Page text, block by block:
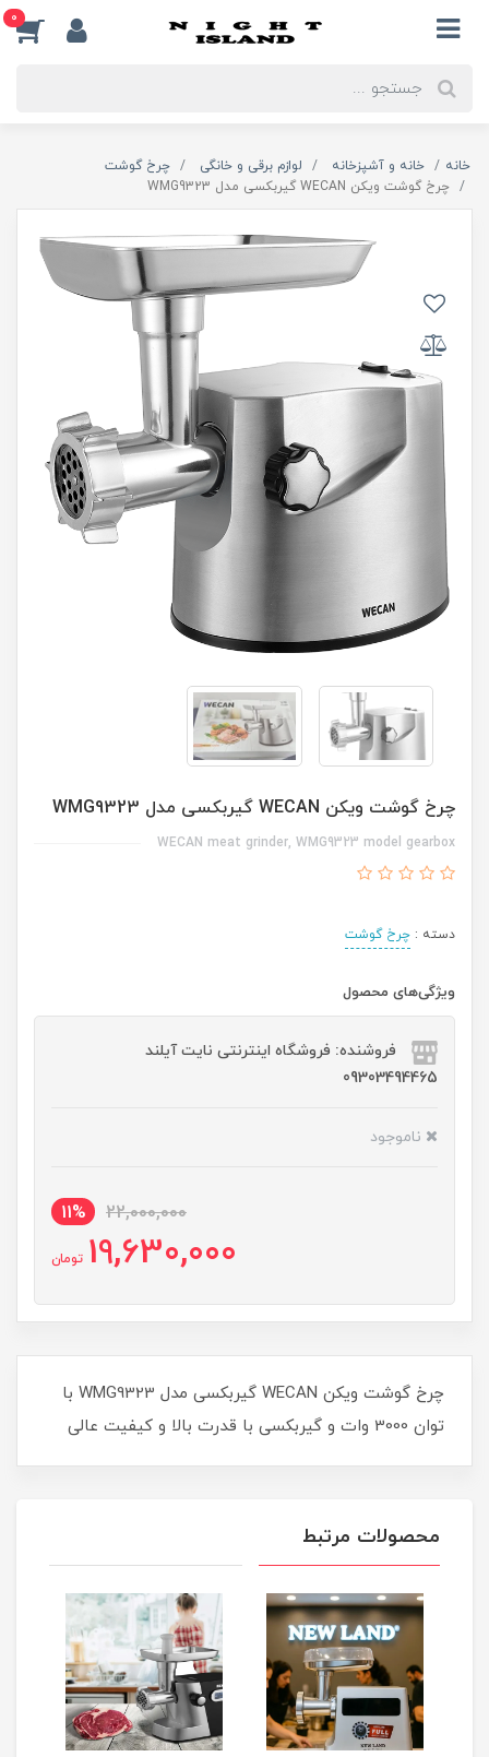
0
خانه خانه و آشپزخانه لوازم برقی و خانگی
چرخ گوشت
چرخ گوشت ویکن WECAN گیربکسی مدل WMG9323
چرخ گوشت ویکن WECAN گیربکسی مدل WMG9323
WECAN meat grinder, WMG9323 model gearbox
دسته : چرخ گوشت
ویژگی‌های محصول
فروشنده: فروشگاه اینترنتی نایت آیلند
09303494465
ناموجود
22,000,000
11%
19,630,000 تومان
چرخ گوشت ویکن WECAN گیربکسی مدل WMG9323 با
توان 3000 وات و گیربکسی با قدرت بالا و کیفیت عالی
محصولات مرتبط